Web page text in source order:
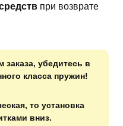
при возврате
убедитесь в
класса пружин!
то установка
вниз.